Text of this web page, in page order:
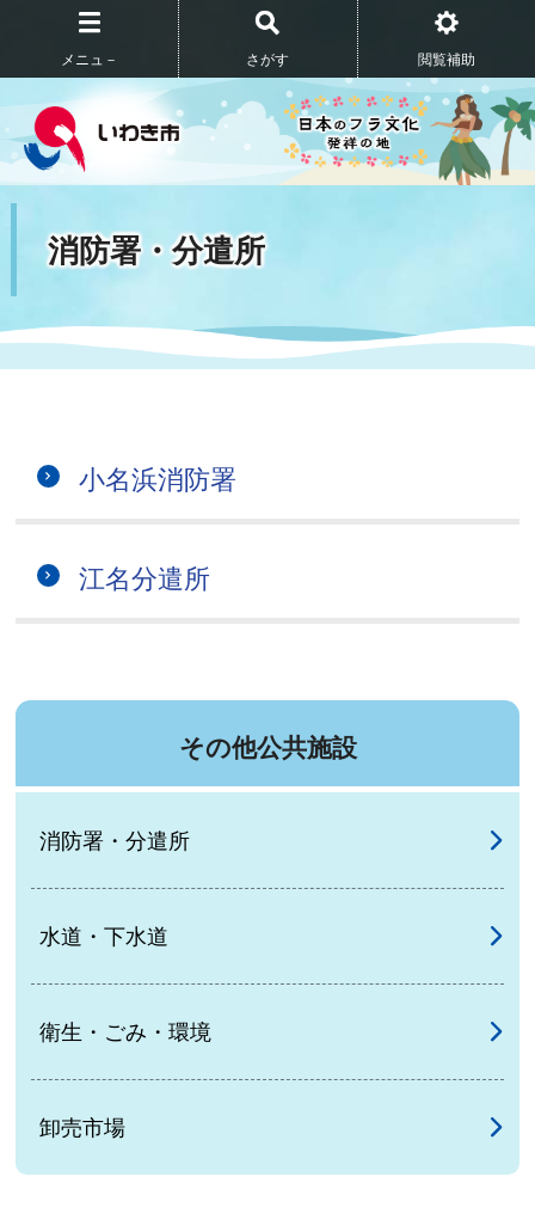
メニュ－ さがす 閲覧補助
消防署・分遣所
小名浜消防署
江名分遣所
その他公共施設
消防署・分遣所
水道・下水道
衛生・ごみ・環境
卸売市場